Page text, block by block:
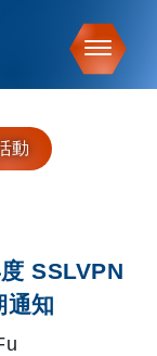
動
SSLVPN
通知